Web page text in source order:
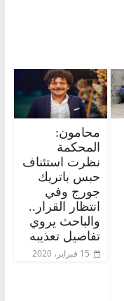
محامون:
المحكمة
نظرت استئناف
حبس باتريك
جورج وفي
انتظار القرار..
والباحث يروي
تفاصيل تعذيبه
15 فبراير، 2020